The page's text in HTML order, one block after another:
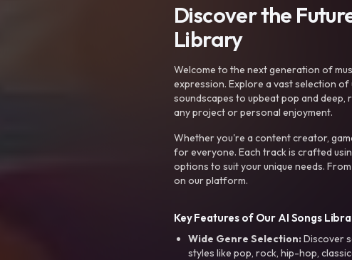
Discover the
Library
Welcome to the next generation of
expression. Explore a vast selection
soundscapes to upbeat pop and
any project or personal enjoyment.
Whether you're a content creator,
for everyone. Each track is crafted
options to suit your unique needs.
on our platform.
Key Features of Our AI Songs
Wide Genre Selection:Discover
styles like pop, rock, hip-hop,